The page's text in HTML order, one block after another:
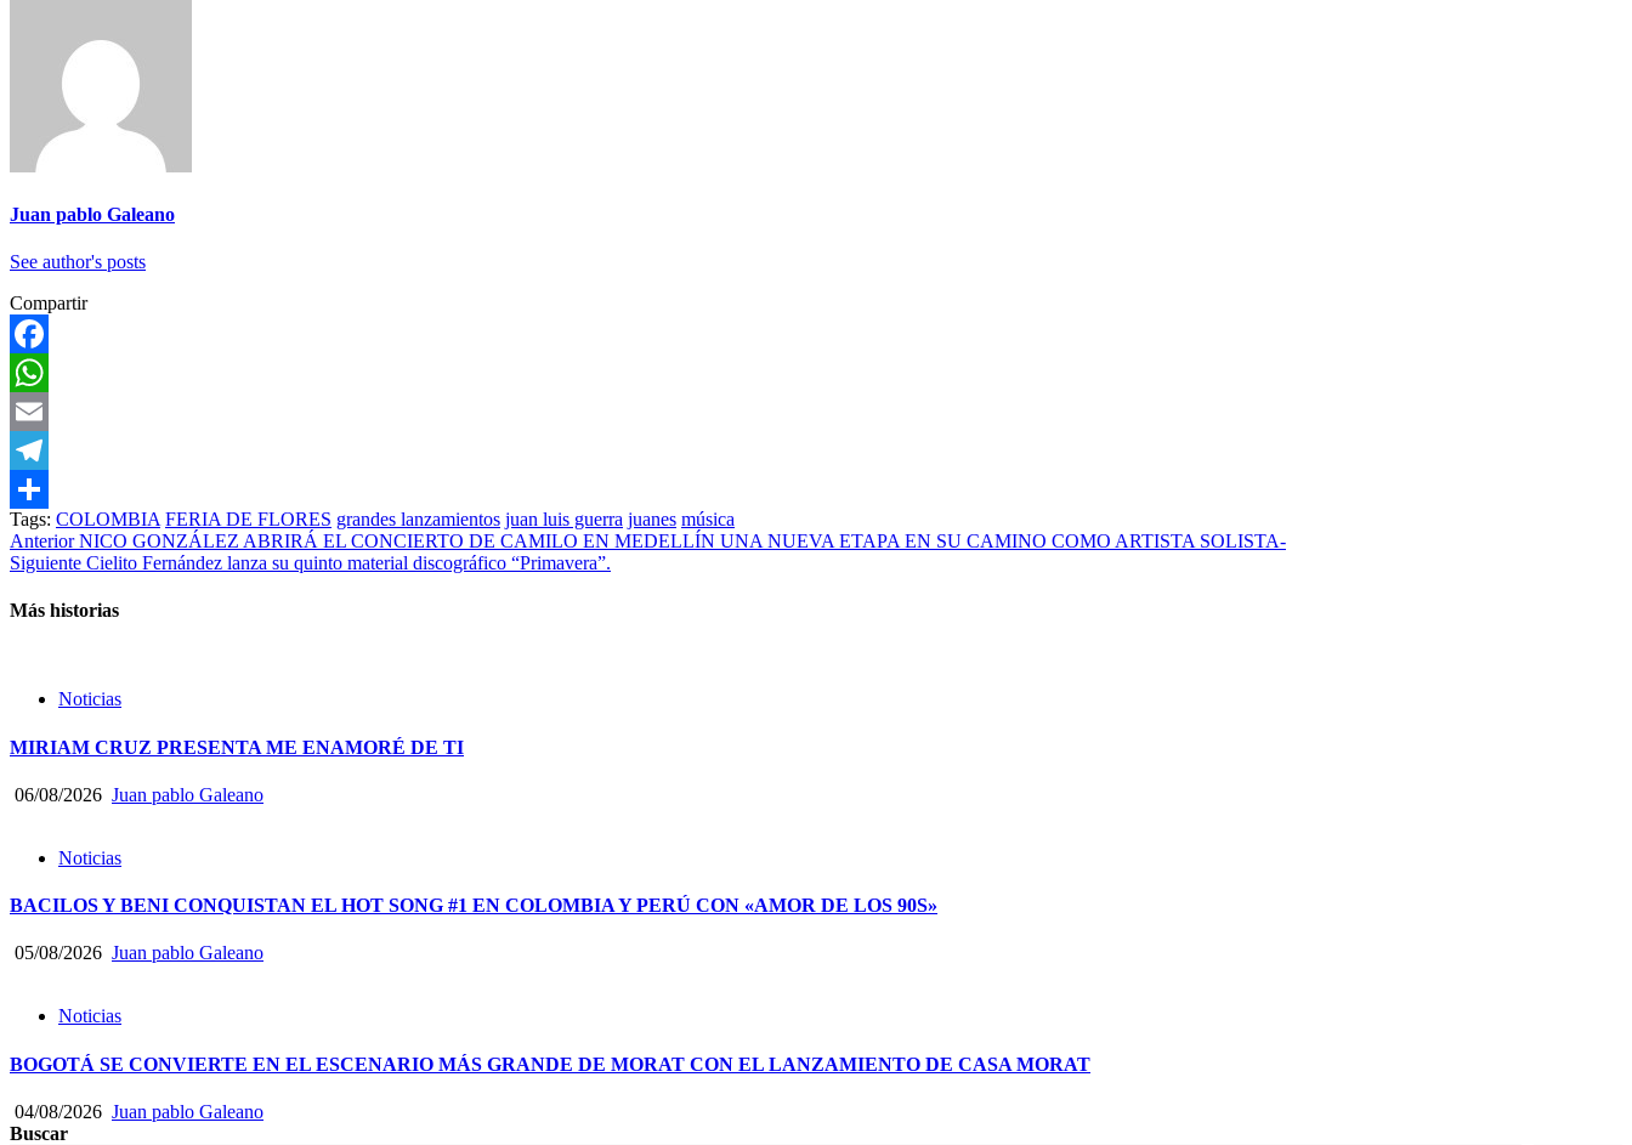
Juan pablo Galeano
See author's posts
Compartir
Facebook
WhatsApp
Email
Telegram
Compartir
Tags: COLOMBIA FERIA DE FLORES grandes lanzamientos juan luis guerra juanes música
Post
navigation
AnteriorNICO GONZÁLEZ ABRIRÁ EL CONCIERTO DE CAMILO EN MEDELLÍN UNA NUEVA ETAPA EN SU CAMINO COMO ARTISTA SOLISTA-
Siguiente Cielito Fernández lanza su quinto material discográfico “Primavera”.
Más historias
Noticias
MIRIAM CRUZ PRESENTA ME ENAMORÉ DE TI
06/08/2026 Juan pablo Galeano
Noticias
BACILOS Y BENI CONQUISTAN EL HOT SONG #1 EN COLOMBIA Y PERÚ CON «AMOR DE LOS 90S»
05/08/2026 Juan pablo Galeano
Noticias
BOGOTÁ SE CONVIERTE EN EL ESCENARIO MÁS GRANDE DE MORAT CON EL LANZAMIENTO DE CASA MORAT
04/08/2026 Juan pablo Galeano
Buscar